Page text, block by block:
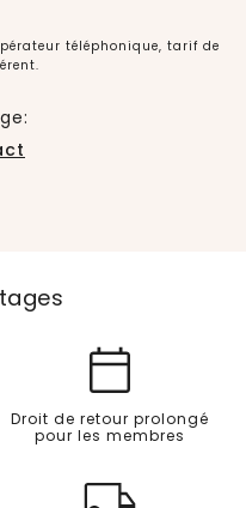
téléphonique, tarif de
Droit de retour prolongé
pour les membres